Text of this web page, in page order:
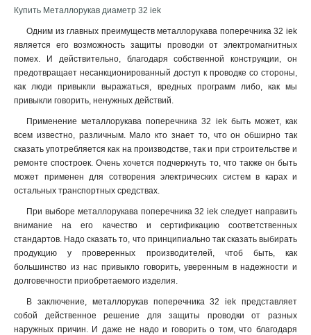
Купить Металлорукав диаметр 32 iek
Одним из главных преимуществ металлорукава поперечника 32 iek
является его возможность защиты проводки от электромагнитных
помех. И действительно, благодаря собственной конструкции, он
предотвращает несанкционированный доступ к проводке со стороны,
как люди привыкли выражаться, вредных программ либо, как мы
привыкли говорить, ненужных действий.
Применение металлорукава поперечника 32 iek быть может, как
всем известно, различным. Мало кто знает то, что он обширно так
сказать употребляется как на производстве, так и при строительстве и
ремонте спостроек. Очень хочется подчеркнуть то, что также он быть
может применен для сотворения электрических систем в карах и
остальных транспортных средствах.
При выборе металлорукава поперечника 32 iek следует направить
внимание на его качество и сертификацию соответственных
стандартов. Надо сказать то, что принципиально так сказать выбирать
продукцию у проверенных производителей, чтоб быть, как
большинство из нас привыкло говорить, уверенным в надежности и
долговечности приобретаемого изделия.
В заключение, металлорукав поперечника 32 iek представляет
собой действенное решение для защиты проводки от разных
наружных причин. И даже не надо и говорить о том, что благодаря